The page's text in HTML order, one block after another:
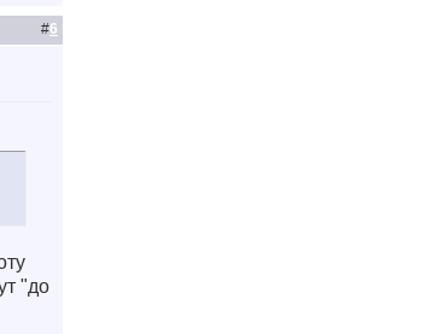
#6
"до